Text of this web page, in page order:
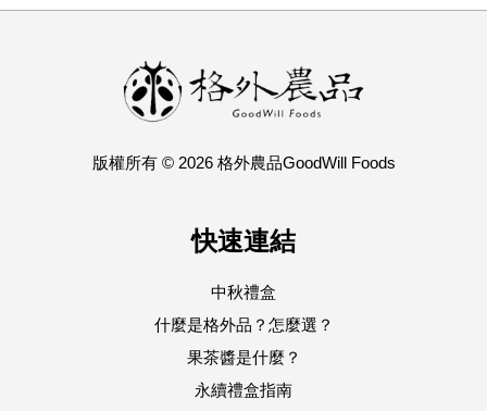
版權所有 © 2026 格外農品GoodWill Foods
快速連結
中秋禮盒
什麼是格外品？怎麼選？
果茶醬是什麼？
永續禮盒指南